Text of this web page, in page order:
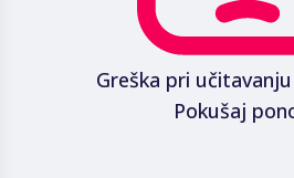
Greška pri
Pokušaj